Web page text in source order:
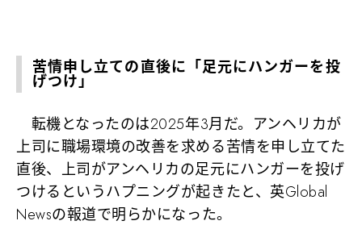
苦情申し立ての直後に「足元にハンガーを投
げつけ」
転機となったのは2025年3月だ。アンヘリカが
上司に職場環境の改善を求める苦情を申し立てた
直後、上司がアンヘリカの足元にハンガーを投げ
つけるというハプニングが起きたと、英Global
Newsの報道で明らかになった。